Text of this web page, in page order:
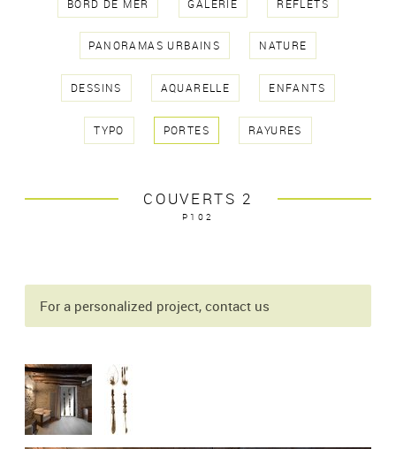
BORD DE MER GALERIE REFLETS
PANORAMAS URBAINS NATURE
DESSINS AQUARELLE ENFANTS
TYPO PORTES RAYURES
COUVERTS 2
P102
For a personalized project, contact us